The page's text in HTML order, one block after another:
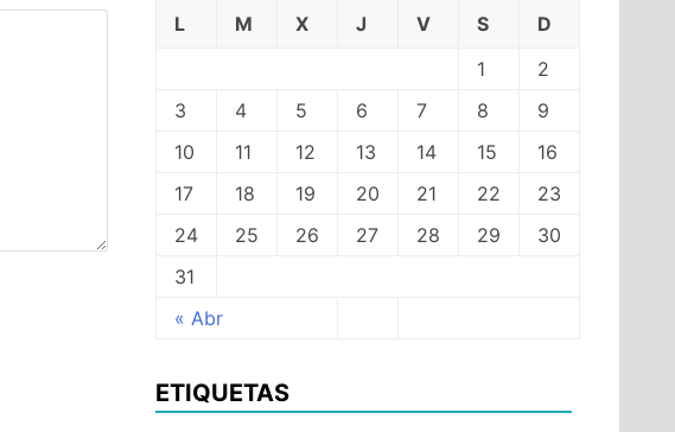
L
M X J V S D
« Abr
1
2
3
4 5 6 7 8
9
10
11 12 13 14 15
16
17
18 19 20 21 22
23
24
25 26 27 28 29
30
31
ETIQUETAS